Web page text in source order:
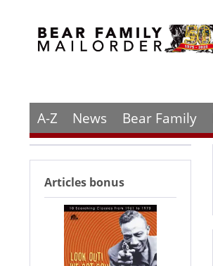
A-Z News Bear Family
Articles bonus